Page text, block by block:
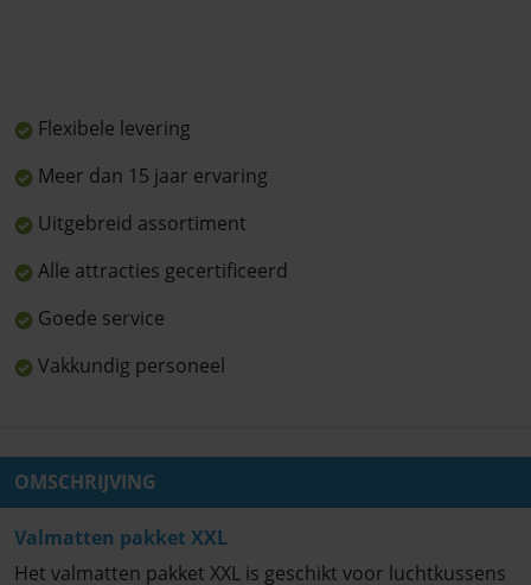
Flexibele levering
Meer dan 15 jaar ervaring
Uitgebreid assortiment
Alle attracties gecertificeerd
Goede service
Vakkundig personeel
OMSCHRIJVING
Valmatten pakket XXL
Het valmatten pakket XXL is geschikt voor luchtkussens